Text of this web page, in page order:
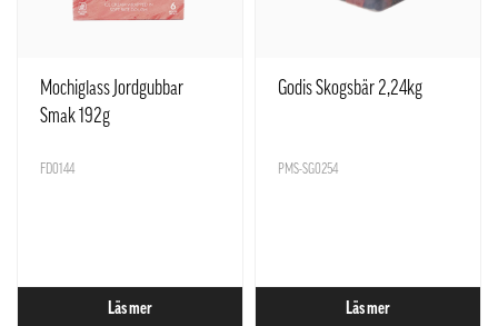
Mochiglass Jordgubbar
Smak 192g
FD0144
Läs mer
Godis Skogsbär 2,24kg
PMS-SG0254
Läs mer